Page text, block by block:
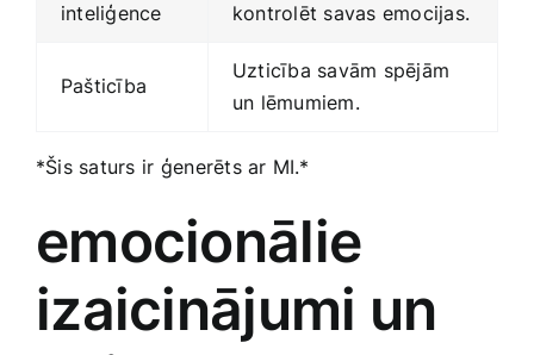
inteliģence
kontrolēt savas emocijas.
Pašticība
Uzticība savām spējām
un lēmumiem.
*Šis saturs ⁢ir ģenerēts ar MI.*
emocionālie
izaicinājumi un